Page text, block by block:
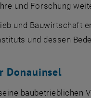
und Forschung
und Bauwirtschaft
und dessen
Donauinsel
baubetrieblichen